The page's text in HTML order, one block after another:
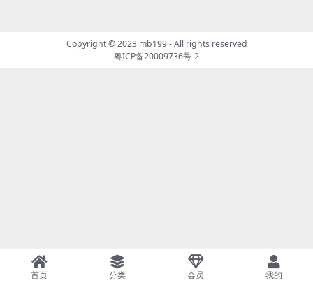
Copyright © 2023 mb199- All rights reserved
粤ICP备20009736号-2
首页 分类 会员 我的